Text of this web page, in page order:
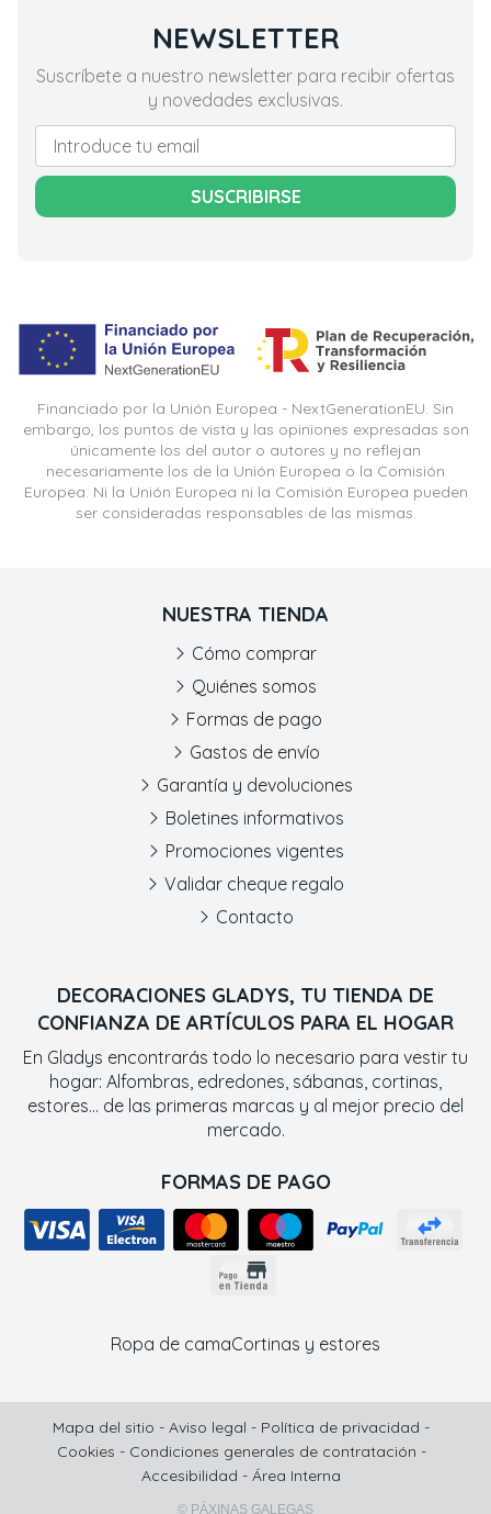
NEWSLETTER
Suscríbete a nuestro newsletter para recibir ofertas
y novedades exclusivas.
SUSCRIBIRSE
Financiado por la Unión Europea - NextGenerationEU. Sin
embargo, los puntos de vista y las opiniones expresadas son
únicamente los del autor o autores y no reflejan
necesariamente los de la Unión Europea o la Comisión
Europea. Ni la Unión Europea ni la Comisión Europea pueden
ser consideradas responsables de las mismas.
DECORACIONES GLADYS, TU TIENDA DE
CONFIANZA DE ARTÍCULOS PARA EL HOGAR
En Gladys encontrarás todo lo necesario para vestir tu
hogar: Alfombras, edredones, sábanas, cortinas,
estores... de las primeras marcas y al mejor precio del
mercado.
FORMAS DE PAGO
NUESTRA TIENDA
Cómo comprar
Quiénes somos
Formas de pago
Gastos de envío
Garantía y devoluciones
Boletines informativos
Promociones vigentes
Validar cheque regalo
Contacto
Ropa de camaCortinas y estores
Mapa del sitio - Aviso legal - Política de privacidad -
Cookies - Condiciones generales de contratación -
Accesibilidad - Área Interna
© PÁXINAS GALEGAS